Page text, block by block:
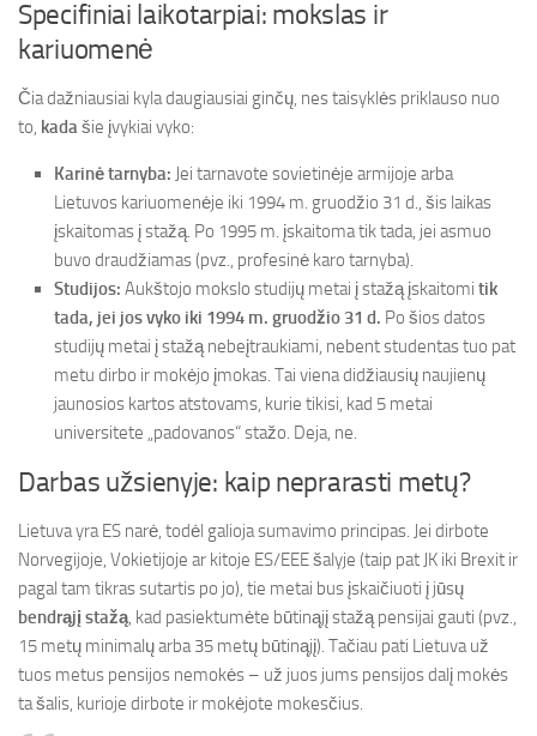
Specifiniai laikotarpiai: mokslas ir
kariuomenė
Čia dažniausiai kyla daugiausiai ginčų, nes taisyklės priklauso nuo
to, kadašie įvykiai vyko:
Karinė tarnyba: Jei tarnavote sovietinėje armijoje arba
Lietuvos kariuomenėje iki 1994 m. gruodžio 31 d., šis laikas
įskaitomas į stažą. Po 1995 m. įskaitoma tik tada, jei asmuo
buvo draudžiamas (pvz., profesinė karo tarnyba).
Studijos: Aukštojo mokslo studijų metai į stažą įskaitomi tik
tada, jei jos vyko iki 1994 m. gruodžio 31 d. Po šios datos
studijų metai į stažą nebeįtraukiami, nebent studentas tuo pat
metu dirbo ir mokėjo įmokas. Tai viena didžiausių naujienų
jaunosios kartos atstovams, kurie tikisi, kad 5 metai
universitete „padovanos“ stažo. Deja, ne.
Darbas užsienyje: kaip neprarasti metų?
Lietuva yra ES narė, todėl galioja sumavimo principas. Jei dirbote
Norvegijoje, Vokietijoje ar kitoje ES/EEE šalyje (taip pat JK iki Brexit ir
pagal tam tikras sutartis po jo), tie metai bus įskaičiuoti į jūsų
bendrąjį stažą, kad pasiektumėte būtinąjį stažą pensijai gauti (pvz.,
15 metų minimalų arba 35 metų būtinąjį). Tačiau pati Lietuva už
tuos metus pensijos nemokės – už juos jums pensijos dalį mokės
ta šalis, kurioje dirbote ir mokėjote mokesčius.